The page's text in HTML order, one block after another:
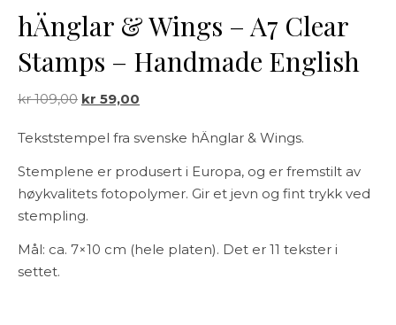
hÄnglar & Wings – A7 Clear
Stamps – Handmade English
kr109,00 Opprinnelig pris var: kr 109,00.
kr 59,00
Tekststempel fra svenske hÄnglar & Wings.
Stemplene er produsert i Europa, og er fremstilt av
høykvalitets fotopolymer. Gir et jevn og fint trykk ved
stempling.
Mål: ca. 7×10 cm (hele platen). Det er 11 tekster i
settet.